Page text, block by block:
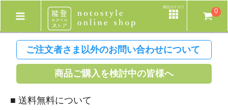
商品カテゴリ
0
ご注文者さま以外のお問い合わせについて
商品ご購入を検討中の皆様へ
■ 送料無料について